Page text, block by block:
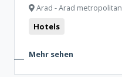
Arad - Arad metropolitan
Hotels
Mehr sehen